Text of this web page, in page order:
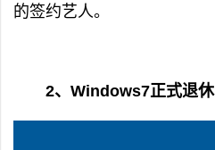
的签约艺人。
2、Windows7正式退休